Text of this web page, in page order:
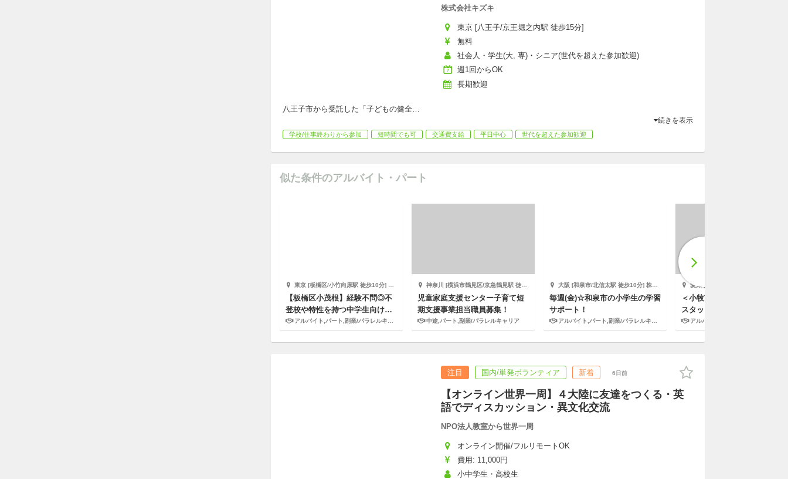
株式会社キズキ
東京 [八王子/京王堀之内駅 徒歩15分]
無料
社会人・学生(大, 専)・シニア(世代を超えた参加歓迎)
週1回からOK
長期歓迎
八王子市から受託した「子どもの健全…
続きを表示
学校/仕事終わりから参加 短時間でも可 交通費支給 平日中心 世代を超えた参加歓迎
似た条件のアルバイト・パート
東京 [板橋区/小竹向原駅 徒歩10分] 株式会社キズキ
【板橋区小茂根】経験不問◎不
登校や特性を持つ中学生向けの
学校居場所支援スタッフ
アルバイト,パート,副業/パラレルキャリア
神奈川 [横浜市鶴見区/京急鶴見駅 徒歩2分] サードプレイス
児童家庭支援センター子育て短
期支援事業担当職員募集！
中途,パート,副業/パラレルキャリア
大阪 [和泉市/北信太駅 徒歩10分] 株式会社エデュケーショナルネットワーク
毎週(金)☆和泉市の小学生の学習
サポート！
アルバイト,パート,副業/パラレルキャリア
愛知 [小牧市] 株式会社小学館集英社プロダクション
＜小牧市×公共施設＞北里児童
スタッフ｜未経験OK・資格不
要・週2日・扶養内可
アルバイト,パート
注目 国内/単発ボランティア 新着 6日前
【オンライン世界一周】４大陸に友達をつくる・英
語でディスカッション・異文化交流
NPO法人教室から世界一周
オンライン開催/フルリモートOK
費用: 11,000円
小中学生・高校生